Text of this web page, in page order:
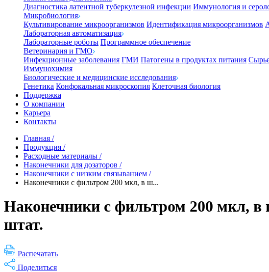
Диагностика латентной туберкулезной инфекции Иммунология и
Микробиология
Культивирование микроорганизмов Идентификация микроорганизмов
Лабораторная автоматизация
Лабораторные роботы Программное обеспечение
Ветеринария и ГМО
Инфекционные заболевания ГМИ Патогены в продуктах питания
Иммунохимия
Биологические и медицинские исследования
Генетика Конфокальная микроскопия Клеточная биология
Поддержка
О компании
Карьера
Контакты
Главная /
Продукция /
Расходные материалы /
Наконечники для дозаторов /
Наконечники с низким связыванием /
Наконечники с фильтром 200 мкл, в ш...
Наконечники с фильтром 200 мкл, в
штат.
Распечатать
Поделиться